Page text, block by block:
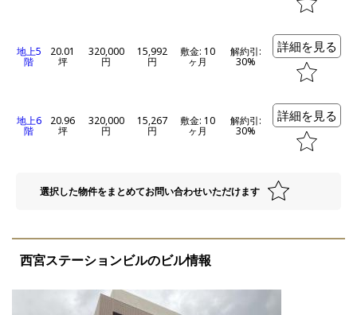
地上5
階
20.01
坪
320,000
円
15,992
円
敷金: 10
ヶ月
解約引:
30%
詳細を見る
地上6
階
20.96
坪
320,000
円
15,267
円
敷金: 10
ヶ月
解約引:
30%
詳細を見る
選択した物件をまとめてお問い合わせいただけます
西宮ステーションビルのビル情報